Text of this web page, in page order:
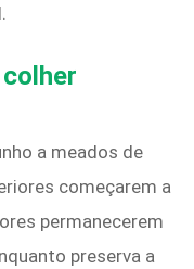
a meados de
começarem a
permanecerem
preserva a